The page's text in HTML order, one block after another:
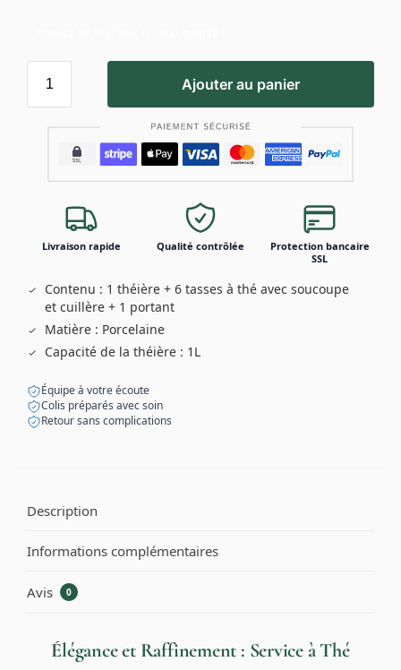
Ajouter au panier
Livraison rapide Qualité contrôlée
Protection bancaire
SSL
Contenu : 1 théière + 6 tasses à thé avec soucoupe
et cuillère + 1 portant
Matière : Porcelaine
Capacité de la théière : 1L
Équipe à votre écoute
Colis préparés avec soin
Retour sans complications
Description
Informations complémentaires
Avis 0
Élégance et Raffinement : Service à Thé